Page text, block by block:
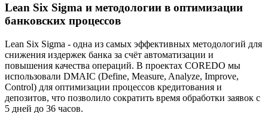
Lean Six Sigma и методологии в оптимизации
банковских процессов
Lean Six Sigma - одна из самых эффективных методологий для
снижения издержек банка за счёт автоматизации и
повышения качества операций. В проектах COREDO мы
использовали DMAIC (Define, Measure, Analyze, Improve,
Control) для оптимизации процессов кредитования и
депозитов, что позволило сократить время обработки заявок с
5 дней до 36 часов.